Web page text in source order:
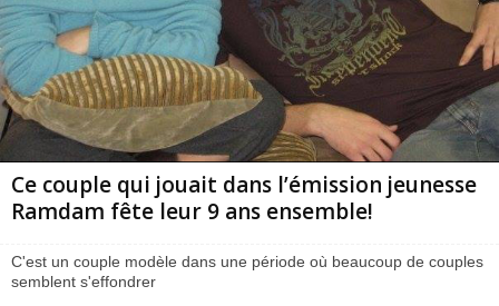
Ce couple qui jouait dans l’émission jeunesse
Ramdam fête leur 9 ans ensemble!
C'est un couple modèle dans une période où beaucoup de couples
semblent s'effondrer